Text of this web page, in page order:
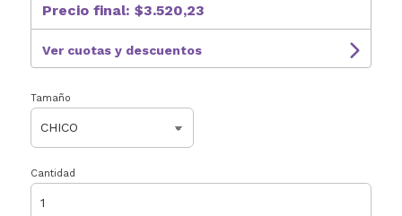
Precio final: $3.520,23
Ver cuotas y descuentos
Tamaño
Cantidad